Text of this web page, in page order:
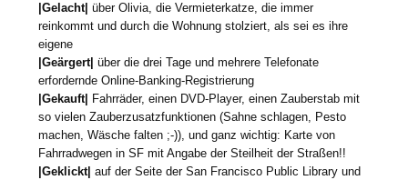
|Gelacht| über Olivia, die Vermieterkatze, die immer
reinkommt und durch die Wohnung stolziert, als sei es ihre
eigene
|Geärgert| über die drei Tage und mehrere Telefonate
erfordernde Online-Banking-Registrierung
|Gekauft| Fahrräder, einen DVD-Player, einen Zauberstab mit
so vielen Zauberzusatzfunktionen (Sahne schlagen, Pesto
machen, Wäsche falten ;-)), und ganz wichtig: Karte von
Fahrradwegen in SF mit Angabe der Steilheit der Straßen!!
|Geklickt| auf der Seite der San Francisco Public Library und